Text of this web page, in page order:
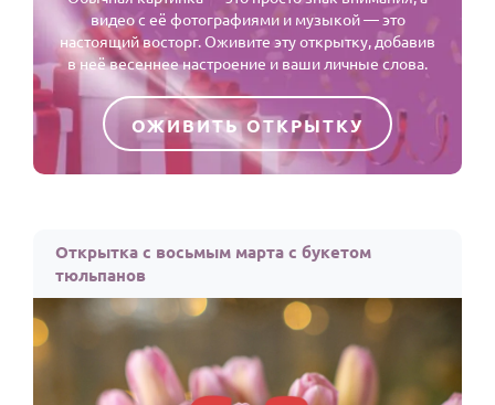
видео с её фотографиями и музыкой — это
настоящий восторг. Оживите эту открытку, добавив
в неё весеннее настроение и ваши личные слова.
ОЖИВИТЬ ОТКРЫТКУ
Открытка с восьмым марта с букетом
тюльпанов